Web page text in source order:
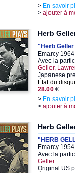
> En savoir
> ajouter à
Herb
"Herb
Emarcy
Avec la
Geller,
Japanese
État du
28.00 €
> En savoir
> ajouter à
Herb
"HERB
Emarcy
Avec la
Geller
Original US